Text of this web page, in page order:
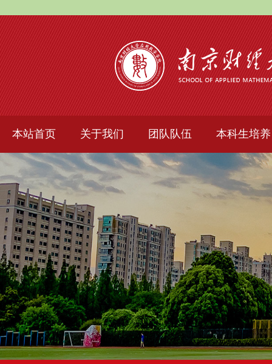
本站首页 关于我们 团队队伍 本科生培养